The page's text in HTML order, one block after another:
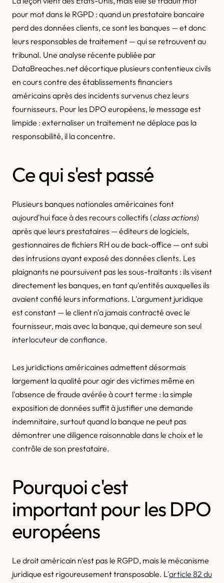
pour mot dans le RGPD : quand un prestataire bancaire
perd des données clients, ce sont les banques — et donc
leurs responsables de traitement — qui se retrouvent au
tribunal. Une analyse récente publiée par
DataBreaches.net décortique plusieurs contentieux civils
en cours contre des établissements financiers
américains après des incidents survenus chez leurs
fournisseurs. Pour les DPO européens, le message est
limpide : externaliser un traitement ne déplace pas la
responsabilité, il la concentre.
Ce qui s'est passé
Plusieurs banques nationales américaines font
aujourd'hui face à des recours collectifs (class actions)
après que leurs prestataires — éditeurs de logiciels,
gestionnaires de fichiers RH ou de back-office — ont subi
des intrusions ayant exposé des données clients. Les
plaignants ne poursuivent pas les sous-traitants : ils visent
directement les banques, en tant qu'entités auxquelles ils
avaient confié leurs informations. L'argument juridique
est constant — le client n'a jamais contracté avec le
fournisseur, mais avec la banque, qui demeure son seul
interlocuteur de confiance.
Les juridictions américaines admettent désormais
largement la qualité pour agir des victimes même en
l'absence de fraude avérée à court terme : la simple
exposition de données suffit à justifier une demande
indemnitaire, surtout quand la banque ne peut pas
démontrer une diligence raisonnable dans le choix et le
contrôle de son prestataire.
Pourquoi c'est
important pour les DPO
européens
Le droit américain n'est pas le RGPD, mais le mécanisme
juridique est rigoureusement transposable. L'article 82 du